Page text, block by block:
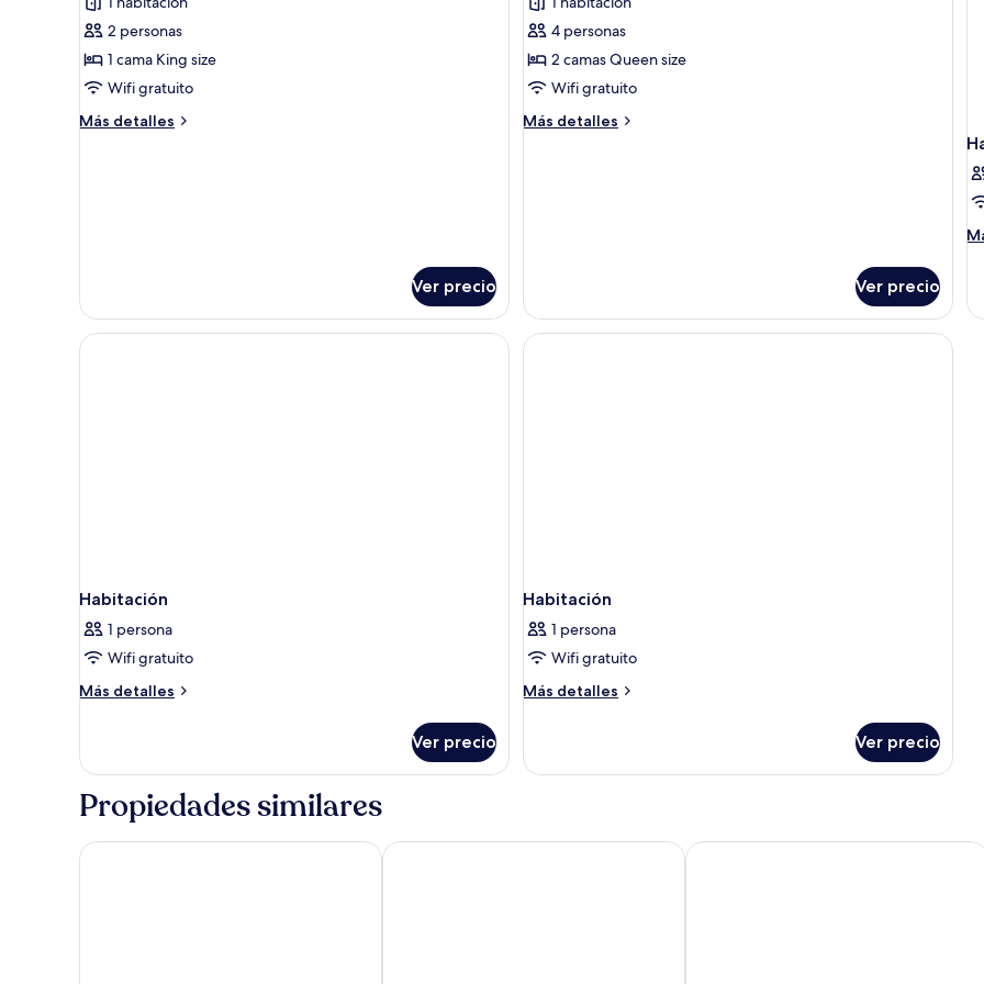
del
jardín
Habitación
Premium
2 personas
1 cama King size
Wifi gratuito
Más detalles
Más
Ver precio
Habitación
Premier
4 personas
2 camas Queen size
Wifi gratuito
Más detalles
Más
Ver precio
Habitación
1 persona
Wifi gratuito
Más detalles
Más
Ver precio
Habitación
1 persona
Wifi gratuito
Más detalles
Más
Ver precio
Propiedades similares
The Grand America Hotel Hyatt Regency Salt Lake City Crystal Inn Hotel & Suites Salt Lake